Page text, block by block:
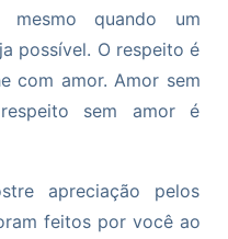
mesmo quando um
possível. O respeito é
com amor. Amor sem
sem amor é
apreciação pelos
feitos por você ao